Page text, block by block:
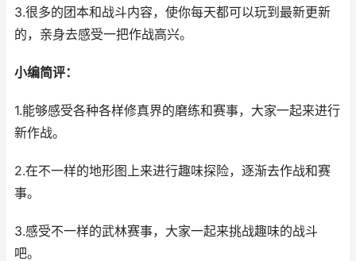
3.很多的团本和战斗内容，使你每天都可以玩到最新更新
的，亲身去感受一把作战高兴。
小编简评：
1.能够感受各种各样修真界的磨练和赛事，大家一起来进行
新作战。
2.在不一样的地形图上来进行趣味探险，逐渐去作战和赛
事。
3.感受不一样的武林赛事，大家一起来挑战趣味的战斗
吧。